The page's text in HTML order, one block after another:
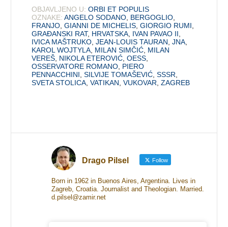
OBJAVLJENO U: ORBI ET POPULIS
OZNAKE: ANGELO SODANO BERGOGLIO
FRANJO ,GIANNI DE MICHELIS ,GIORGIO RUMI
GRAĐANSKI RAT, HRVATSKA IVAN PAVAO II
IVICA MAŠTRUKO ,JEAN-LOUIS TAURAN ,JNA
KAROL WOJTYLA MILAN SIMČIĆ MILAN
VEREŠ NIKOLA ETEROVIĆ ,OESS
OSSERVATORE ROMANO PIERO
PENNACCHINI ,SILVIJE TOMAŠEVIĆ ,SSSR
SVETA STOLICA ,VATIKAN ,VUKOVAR ,ZAGREB
Drago Pilsel Follow
Born in 1962 in Buenos Aires, Argentina. Lives in
Zagreb, Croatia. Journalist and Theologian. Married.
d.pilsel@zamir.net